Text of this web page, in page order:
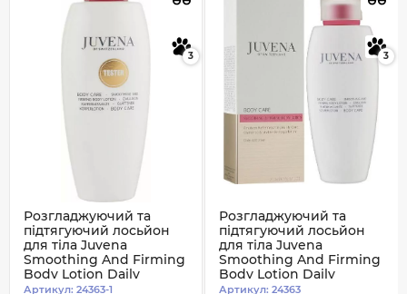
3
Розгладжуючий та
підтягуючий лосьйон
для тіла Juvena
Smoothing And Firming
Body Lotion Daily
Adoration 200 мл
Артикул: 24363-1
3
Розгладжуючий та
підтягуючий лосьйон
для тіла Juvena
Smoothing And Firming
Body Lotion Daily
Adoration 200 мл (73797)
Артикул: 24363